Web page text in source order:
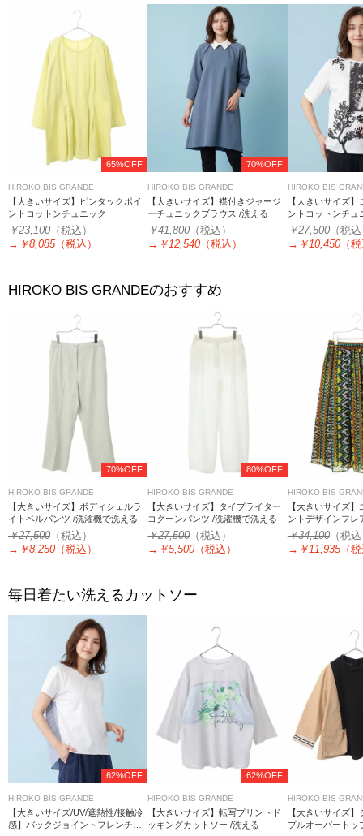
65%OFF
HIROKO BIS GRANDE
【大きいサイズ】ピンタックポイ
ントコットンチュニック
￥23,100 （税込）
→ ￥8,085（税込）
70%OFF
HIROKO BIS GRANDE
【大きいサイズ】襟付きジャージ
ーチュニックブラウス /洗える
￥41,800（税込）
→ ￥12,540 （税込）
HIROKO BIS
【大きいサイズ
ントコットンチュ
￥27,500（税
→ ￥10,450（
HIROKO BIS GRANDEのおすすめ
70%OFF
HIROKO BIS GRANDE
【大きいサイズ】ボディシェルラ
イトベルパンツ /洗濯機で洗える
￥27,500 （税込）
→ ￥8,250 （税込）
80%OFF
HIROKO BIS GRANDE
【大きいサイズ】タイプライター
コクーンパンツ /洗濯機で洗える
￥27,500（税込）
→ ￥5,500 （税込）
HIROKO BIS
【大きいサイズ
ントデザインフレ
る
￥34,100（税
→ ￥11,935（
毎日着たい洗えるカットソー
62%OFF
HIROKO BIS GRANDE
【大きいサイズ/UV/遮熱性/接触冷
感】バックジョイントフレンチス
62%OFF
HIROKO BIS GRANDE
【大きいサイズ】転写プリントド
ッキングカットソー /洗える
HIROKO BIS
【大きいサイズ
プルオーバートッ